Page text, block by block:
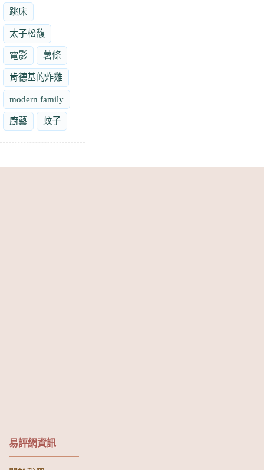
跳床
太子松馥
電影 薯條
肯德基的炸雞
modern family
廚藝 蚊子
易評網資訊